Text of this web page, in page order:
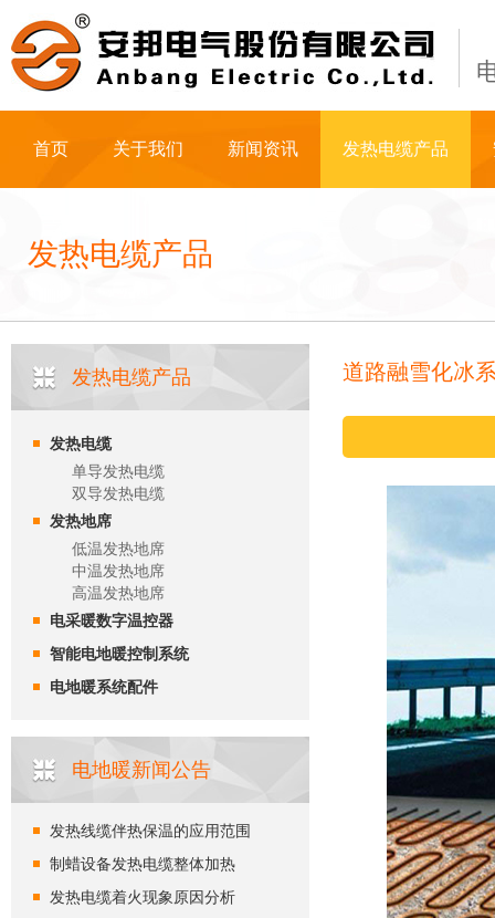
首页 关于我们 新闻资讯 发热电缆产品
发热电缆产品
发热电缆产品
发热电缆
单导发热电缆
双导发热电缆
发热地席
低温发热地席
中温发热地席
高温发热地席
电采暖数字温控器
智能电地暖控制系统
电地暖系统配件
电地暖新闻公告
发热线缆伴热保温的应用范围
制蜡设备发热电缆整体加热
发热电缆着火现象原因分析
道路融雪化冰